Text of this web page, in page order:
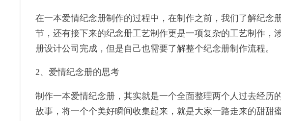
在一本爱情纪念册制作的过程中，在制作之前，我们了解纪
节，还有接下来的纪念册工艺制作更是一项复杂的工艺制作
册设计公司完成，但是自己也需要了解整个纪念册制作流程。
2、爱情纪念册的思考
制作一本爱情纪念册，其实就是一个全面整理两个人过去经
故事，将一个个美好瞬间收集起来，就是大家一路走来的甜